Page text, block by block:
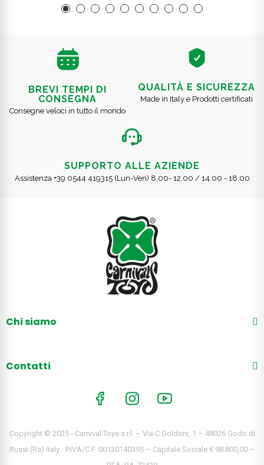
BREVI TEMPI DI
CONSEGNA
Consegne veloci in tutto il mondo
QUALITÀ E SICUREZZA
Made in Italy e Prodotti certificati
SUPPORTO ALLE AZIENDE
Assistenza +39 0544 419315 (Lun-Ven) 8.00- 12.00 / 14.00 - 18.00
Chi siamo
Contatti
Copyright © 2025 - Carnival Toys s.r.l. – Via C.Goldoni, 1 – 48026 Godo di
Russi (Ra) Italy - P.IVA/C.F. 00130140395 – Capitale Sociale € 98.800,00 –